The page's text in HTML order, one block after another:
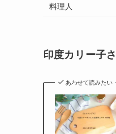
料理人
印度カリー子
あわせて読みたい